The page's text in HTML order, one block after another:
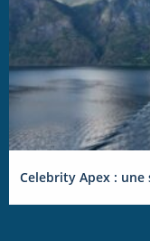
Celebrity Apex : une